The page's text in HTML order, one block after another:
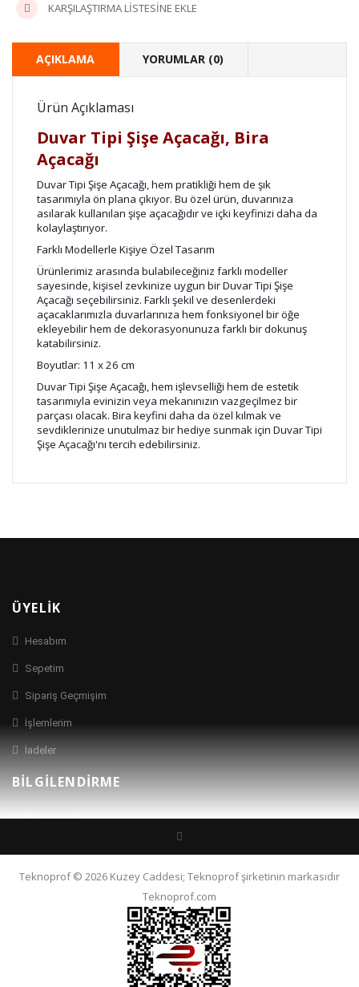
KARŞILAŞTIRMA LISTESINE EKLE
AÇIKLAMA YORUMLAR (0)
Ürün Açıklaması
Duvar Tipi Şişe Açacağı, Bira
Açacağı
Duvar Tipi Şişe Açacağı, hem pratikliği hem de şık
tasarımıyla ön plana çıkıyor. Bu özel ürün, duvarınıza
asılarak kullanılan şişe açacağıdır ve içki keyfinizi daha da
kolaylaştırıyor.
Farklı Modellerle Kişiye Özel Tasarım
Ürünlerimiz arasında bulabileceğiniz farklı modeller
sayesinde, kişisel zevkinize uygun bir Duvar Tipi Şişe
Açacağı seçebilirsiniz. Farklı şekil ve desenlerdeki
açacaklarımızla duvarlarınıza hem fonksiyonel bir öğe
ekleyebilir hem de dekorasyonunuza farklı bir dokunuş
katabilirsiniz.
Boyutlar: 11 x 26 cm
Duvar Tipi Şişe Açacağı, hem işlevselliği hem de estetik
tasarımıyla evinizin veya mekanınızın vazgeçilmez bir
parçası olacak. Bira keyfini daha da özel kılmak ve
sevdiklerinize unutulmaz bir hediye sunmak için Duvar Tipi
Şişe Açacağı'nı tercih edebilirsiniz.
ÜYELIK
Hesabım
Sepetim
Sipariş Geçmişim
İşlemlerim
İadeler
BILGILENDIRME
Ürün Desteği
ŞARTLAR VE KOŞULLAR
Teknoprof © 2026 Kuzey Caddesi; Teknoprof şirketinin markasıdır
Teknoprof.com